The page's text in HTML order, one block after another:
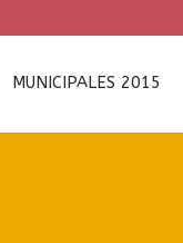
MUNICIPALES 2015